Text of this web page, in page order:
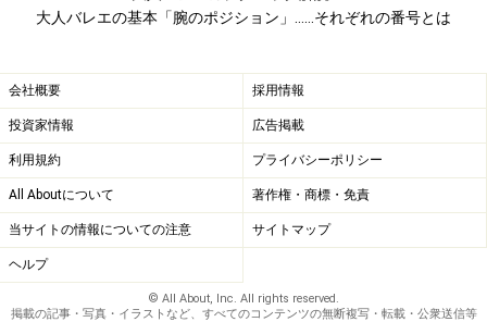
バレエの腕のポジション：4番
4番の腕のポジションには2種類あります。アン・ナヴァ
ンとアン・オーです。
・4番のアン・ナヴァン※
右腕は2番、左腕は5番のアン・ナヴァンのポジションを
大人バレエの基本「腕のポジション」……それぞれの番号とは
会社概要 採用情報
投資家情報 広告掲載
利用規約 プライバシーポリシー
All Aboutについて 著作権・商標・免責
当サイトの情報についての注意 サイトマップ
ヘルプ
© All About, Inc. All rights reserved.
掲載の記事・写真・イラストなど、すべてのコンテンツの無断複写・転載・公衆送信等